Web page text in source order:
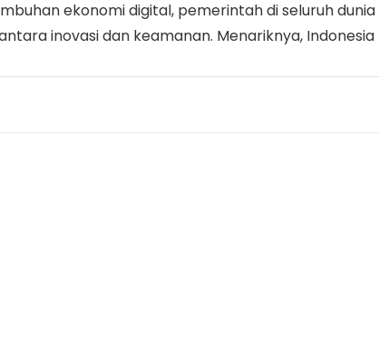
ekonomi digital, pemerintah di seluruh
inovasi dan keamanan. Menariknya, Indonesia